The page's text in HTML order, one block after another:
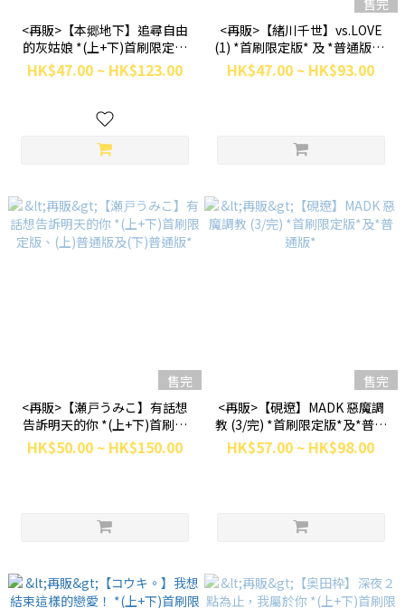
<再販>【本郷地下】追尋自由
的灰姑娘 *(上+下)首刷限定版
*、*(上)普通版*及*(下)普通版
HK$47.00 ~ HK$123.00
售完
<再販>【緒川千世】vs.LOVE
(1) *首刷限定版* 及 *普通版* *
全年向*
HK$47.00 ~ HK$93.00
售完
<再販>【瀬戸うみこ】有話想
告訴明天的你 *(上+下)首刷限
定版、(上)普通版及(下)普通版
HK$50.00 ~ HK$150.00
售完
<再販>【硯遼】MADK 惡魔調
教 (3/完) *首刷限定版*及*普通
版*
HK$57.00 ~ HK$98.00